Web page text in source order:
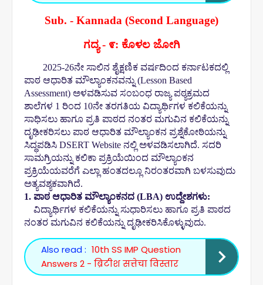
Sub. - Kannada (Second Language)
ಗದ್ಯ - ೯: ಕೊಳಲ ಜೋಗಿ
2025-26ನೇ ಸಾಲಿನ ಶೈಕ್ಷಣಿಕ ವರ್ಷದಿಂದ ಕರ್ನಾಟಕದಲ್ಲಿ
ಪಾಠ ಆಧಾರಿತ ಮೌಲ್ಯಾಂಕನವನ್ನು (Lesson Based
Assessment) ಅಳವಡಿಸುವ ಸಂಬಂಧ ರಾಜ್ಯ ಪಠ್ಯಕ್ರಮದ
ಶಾಲೆಗಳ 1 ರಿಂದ 10ನೇ ತರಗತಿಯ ವಿದ್ಯಾರ್ಥಿಗಳ ಕಲಿಕೆಯನ್ನು
ಸಾಧಿಸಲು ಹಾಗೂ ಪ್ರತಿ ಪಾಠದ ನಂತರ ಮಗುವಿನ ಕಲಿಕೆಯನ್ನು
ದೃಢೀಕರಿಸಲು ಪಾಠ ಆಧಾರಿತ ಮೌಲ್ಯಾಂಕನ ಪ್ರಶ್ನೆಕೋಠಿಯನ್ನು
ಸಿದ್ಧಪಡಿಸಿ DSERT Website ನಲ್ಲಿ ಅಳವಡಿಸಲಾಗಿದೆ. ಸದರಿ
ಸಾಮಗ್ರಿಯನ್ನು ಕಲಿಕಾ ಪ್ರಕ್ರಿಯೆಯಿಂದ ಮೌಲ್ಯಾಂಕನ
ಪ್ರಕ್ರಿಯೆಯವರೆಗೆ ಎಲ್ಲಾ ಹಂತದಲ್ಲೂ ನಿರಂತರವಾಗಿ ಬಳಸುವುದು
ಅತ್ಯವಶ್ಯಕವಾಗಿದೆ.
1. ಪಾಠ ಆಧಾರಿತ ಮೌಲ್ಯಾಂಕನದ (LBA) ಉದ್ದೇಶಗಳು:
ವಿದ್ಯಾರ್ಥಿಗಳ ಕಲಿಕೆಯನ್ನು ಸುಧಾರಿಸಲು ಹಾಗೂ ಪ್ರತಿ ಪಾಠದ
ನಂತರ ಮಗುವಿನ ಕಲಿಕೆಯನ್ನು ದೃಢೀಕರಿಸಿಕೊಳ್ಳುವುದು.
Also read : 10th SS IMP Question
Answers 2 - ब्रिटीश सत्तेचा विस्तार